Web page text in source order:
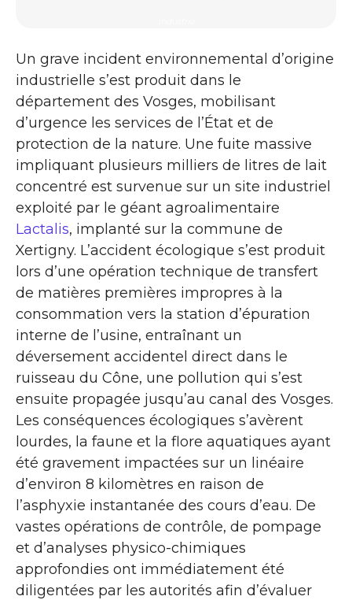
Un grave incident environnemental d’origine
industrielle s’est produit dans le
département des Vosges, mobilisant
d’urgence les services de l’État et de
protection de la nature. Une fuite massive
impliquant plusieurs milliers de litres de lait
concentré est survenue sur un site industriel
exploité par le géant agroalimentaire
Lactalis, implanté sur la commune de
Xertigny. L’accident écologique s’est produit
lors d’une opération technique de transfert
de matières premières impropres à la
consommation vers la station d’épuration
interne de l’usine, entraînant un
déversement accidentel direct dans le
ruisseau du Cône, une pollution qui s’est
ensuite propagée jusqu’au canal des Vosges.
Les conséquences écologiques s’avèrent
lourdes, la faune et la flore aquatiques ayant
été gravement impactées sur un linéaire
d’environ 8 kilomètres en raison de
l’asphyxie instantanée des cours d’eau. De
vastes opérations de contrôle, de pompage
et d’analyses physico-chimiques
approfondies ont immédiatement été
diligentées par les autorités afin d’évaluer